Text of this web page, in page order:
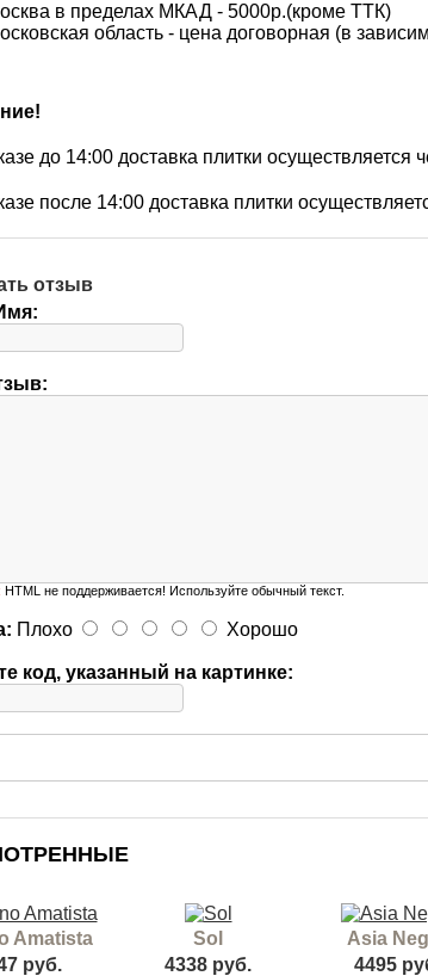
в пределах МКАД - 5000р.(кроме ТТК)
область - цена договорная (в
до 14:00 доставка плитки осуществляется
после 14:00 доставка плитки
отзыв
HTML не поддерживается! Используйте обычный текст.
Плохо Хорошо
код, указанный на картинке:
Amatista
руб.
Sol
4338 руб.
Asia
4495